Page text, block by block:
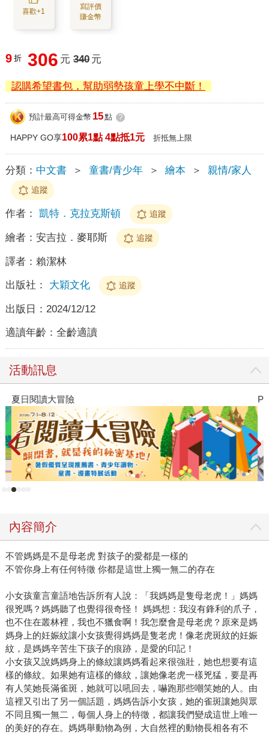
喜歡+1
寫評價
賺金幣
9 折 306 元 340 元
認購希望書包，幫助弱勢孩童上學不中斷！
預計最高可得金幣 15點 ?
HAPPY GO享100累1點 4點抵1元 折抵無上限
分類： 中文書 ＞ 童書/青少年 ＞ 繪本 ＞ 親情/家人
追蹤
作者： 凱特．克拉克斯頓 追蹤
繪者： 安吉拉．麥耶斯 追蹤
譯者： 賴潔林
出版社： 大穎文化 追蹤
出版日： 2024/12/12
適讀年齡： 全齡適讀
活動訊息
夏日閱讀大冒險
內容簡介
不管媽媽是不是母老虎 對孩子的愛都是一樣的
不管你身上有任何特徵 你都是這世上獨一無二的存在
小女孩童言童語地告訴所有人說：「我媽媽是隻母老虎！」媽媽
很兇嗎？媽媽聽了也覺得很奇怪！ 媽媽想：我沒有鋒利的爪子，
也不住在叢林裡，我也不獵食啊！我怎麼會是母老虎？原來是媽
媽身上的妊娠紋讓小女孩覺得媽媽是隻老虎！像老虎斑紋的妊娠
紋，是媽媽辛苦生下孩子的痕跡，是愛的印記！
小女孩又說媽媽身上的條紋讓媽媽看起來很強壯，她也想要有這
樣的條紋。如果她有這樣的條紋，讓她像老虎一樣兇猛，要是再
有人笑她長滿雀斑，她就可以吼回去，嚇跑那些嘲笑她的人。由
這裡又引出了另一個話題，媽媽告訴小女孩，她的雀斑讓她與眾
不同且獨一無二，每個人身上的特徵，都讓我們變成這世上唯一
的美好的存在。媽媽舉動物為例，大自然裡的動物長相各有不